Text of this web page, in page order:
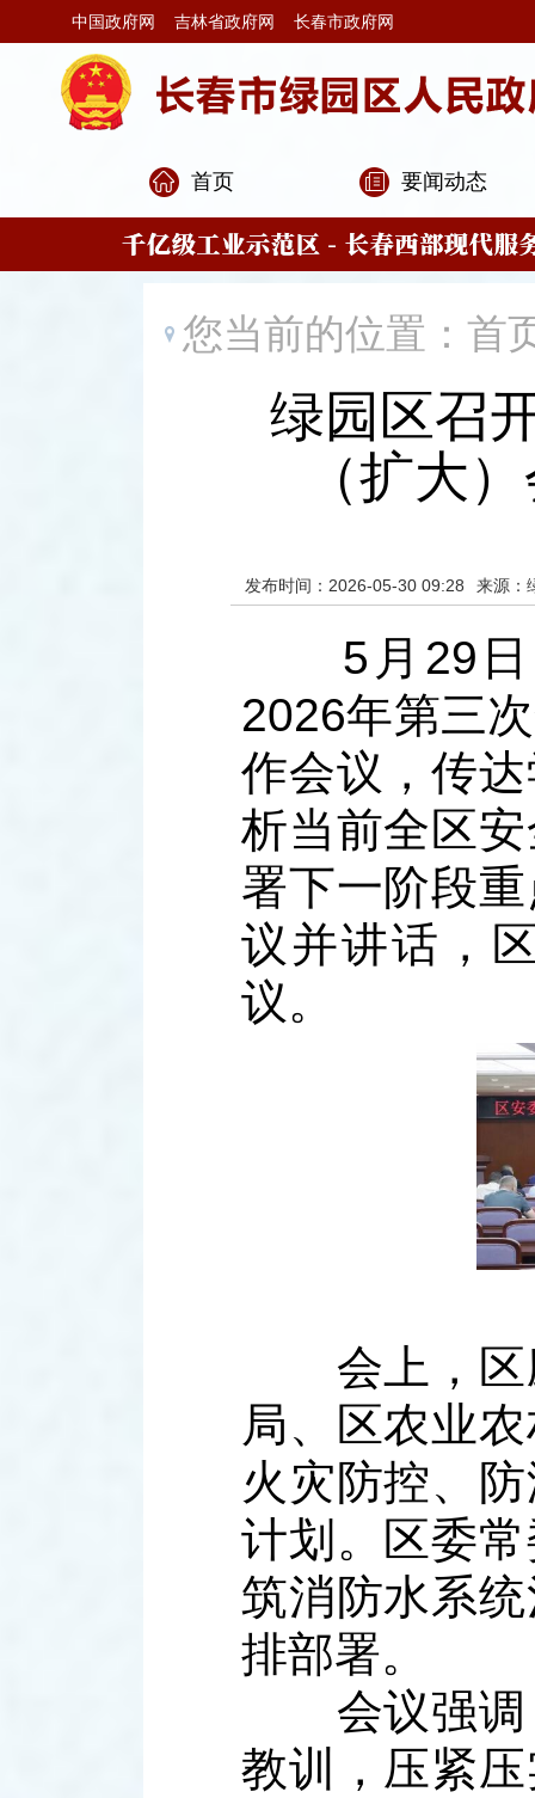
中国政府网 吉林省政府网 长春市政府网
首页 要闻动态
您当前的位置： 首
绿园区召
（扩大
发布时间：2026-05-30 09:28 来源：
5月29日
2026年第三
作会议，传
析当前全区
署下一阶段
议并讲话，
议。
会上，区
局、区农业
火灾防控、
计划。区委
筑消防水系
排部署。
会议强调
教训，压紧